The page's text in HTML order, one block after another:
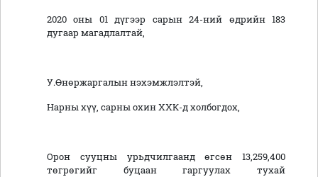
2020 оны 01 дүгээр сарын 24-ний өдрийн 183
дугаар магадлалтай,
У.Өнөржаргалын нэхэмжлэлтэй,
Нарны хүү, сарны охин ХХК-д холбогдох,
Орон сууцны урьдчилгаанд өгсөн 13,259,400
төгрөгийг буцаан гаргуулах тухай